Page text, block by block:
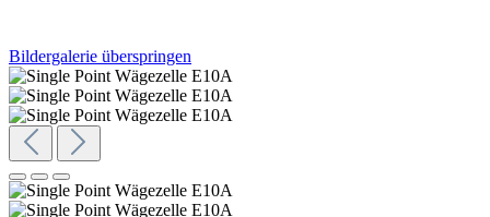
Bildergalerie überspringen